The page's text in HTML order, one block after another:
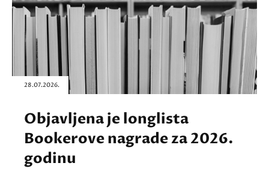
28.07.2026.
Objavljena je longlista
Bookerove nagrade za 2026.
godinu